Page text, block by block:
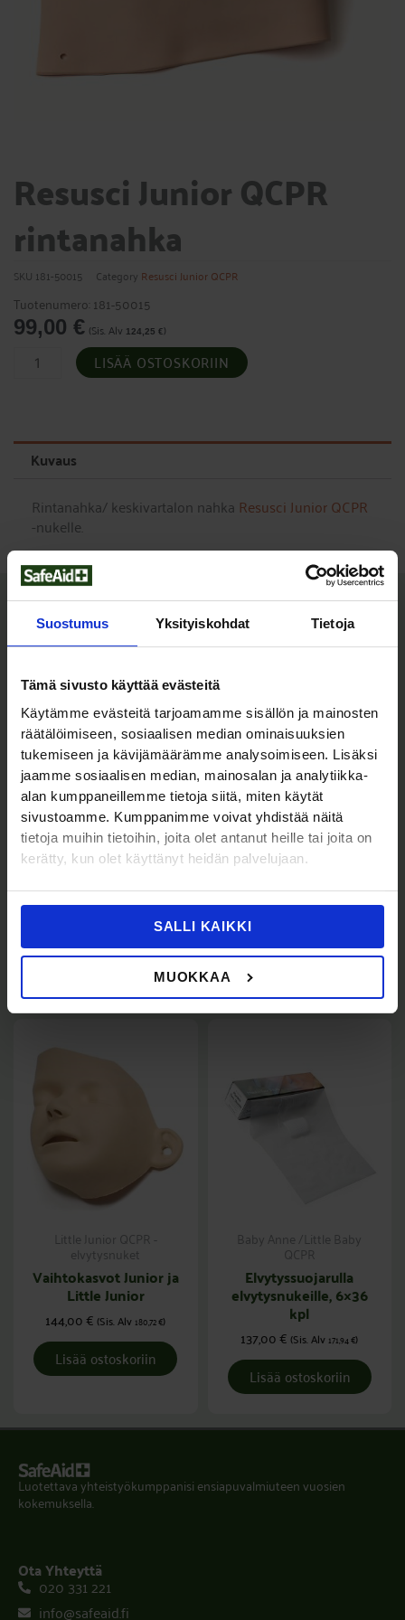
Suostumus Yksityiskohdat Tietoja
Tämä sivusto käyttää evästeitä
Käytämme evästeitä tarjoamamme sisällön ja mainosten
räätälöimiseen, sosiaalisen median ominaisuuksien
tukemiseen ja kävijämäärämme analysoimiseen. Lisäksi
jaamme sosiaalisen median, mainosalan ja analytiikka-
alan kumppaneillemme tietoja siitä, miten käytät
sivustoamme. Kumppanimme voivat yhdistää näitä
tietoja muihin tietoihin, joita olet antanut heille tai joita on
kerätty, kun olet käyttänyt heidän palvelujaan.
SALLI KAIKKI
MUOKKAA
Resusci Junior QCPR
rintanahka
SKU 181-50015 Category Resusci Junior QCPR
Tuotenumero: 181-50015
99,00 € (Sis. Alv 124,25 €)
Resusci
Junior
määrä
LISÄÄ OSTOSKORIIN
Kuvaus
Rintanahka/ keskivartalon nahka Resusci Junior QCPR
-nukelle.
Tutustu myös
Resusci Junior QCPR
Resusci Junior leuka
69,00€
Lisää ostoskoriin
Little Junior QCPR -
elvytysnuket
Ilmatiet Junior/Little
Junior, 100 kpl
475,00
Lisää ostoskoriin
Little Junior QCPR -
elvytysnuket
Vaihtokasvot Junior ja
Little Junior
144,00€ (Sis. Alv 180,72€)
Lisää ostoskoriin
Baby Anne /Little Baby
QCPR
Elvytyssuojarulla
elvytysnukeille, 6×36
kpl
137,00€ (Sis. Alv 171,94€)
Lisää ostoskoriin
Luotettava yhteistyökumppanisi ensiapuvalmiuteen vuosien
kokemuksella.
Ota Yhteyttä
020 331 221
info@safeaid.fi